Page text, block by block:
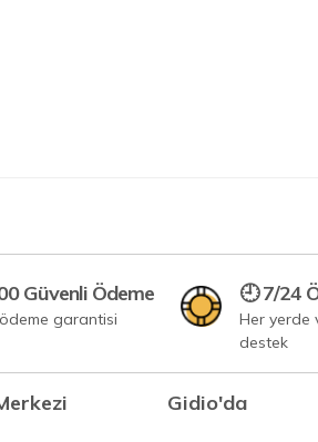
Güvenli Ödeme
garantisi
🕘 7/24
Her yerde
destek
Gidio'da